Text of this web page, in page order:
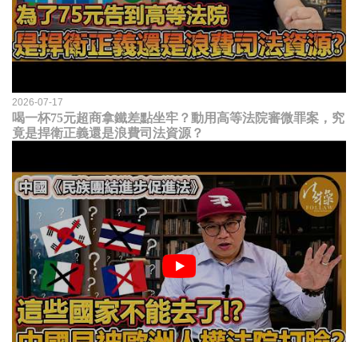
2026-07-17
喝一杯75元超商拿鐵差點坐牢？動用高等法院審微罪案，究
竟是捍衛正義還是浪費司法資源？